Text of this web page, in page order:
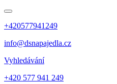
+420577941249
info@dsnapajedla.cz
Vyhledávání
+420 577 941 249